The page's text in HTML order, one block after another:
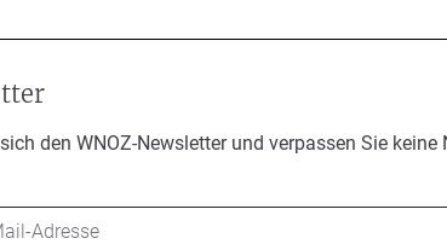
den WNOZ-Newsletter und verpassen Sie